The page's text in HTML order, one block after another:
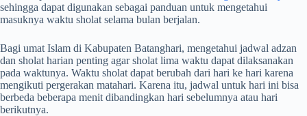
sehingga dapat digunakan sebagai panduan untuk mengetahui
masuknya waktu sholat selama bulan berjalan.
Bagi umat Islam di Kabupaten Batanghari, mengetahui jadwal adzan
dan sholat harian penting agar sholat lima waktu dapat dilaksanakan
pada waktunya. Waktu sholat dapat berubah dari hari ke hari karena
mengikuti pergerakan matahari. Karena itu, jadwal untuk hari ini bisa
berbeda beberapa menit dibandingkan hari sebelumnya atau hari
berikutnya.